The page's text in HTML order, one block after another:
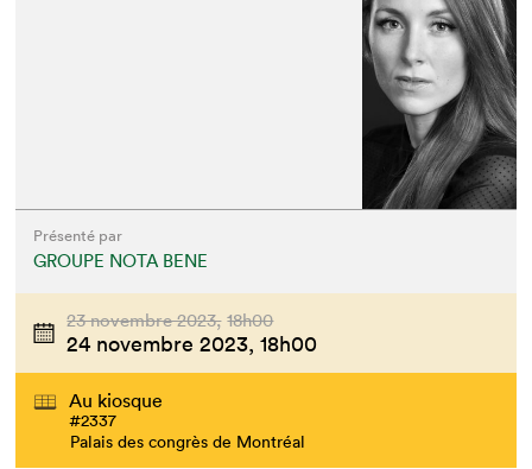
Que cherchez-vous?
Présenté par
GROUPE NOTA BENE
23 novembre 2023, 18h00
24 novembre 2023, 18h00
Au kiosque
#2337
Palais des congrès de Montréal